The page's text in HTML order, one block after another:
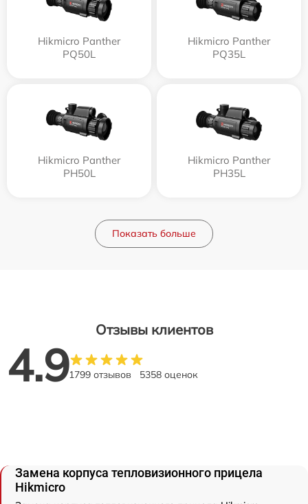
Hikmicro Panther
PQ50L
Hikmicro Panther
PQ35L
Hikmicro Panther
PH50L
Hikmicro Panther
PH35L
Показать больше
Отзывы клиентов
4.91799 отзывов 5358 оценок
Замена корпуса тепловизионного прицела
Hikmicro